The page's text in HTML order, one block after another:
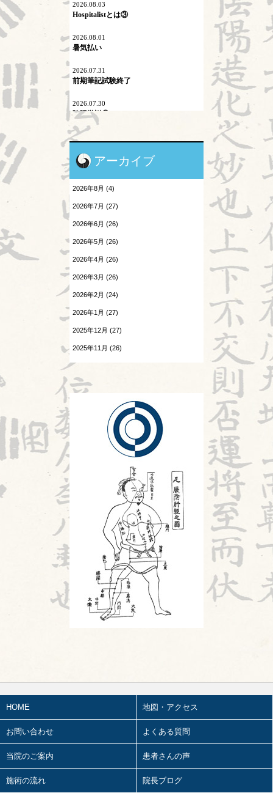
内因
不内外因
二十四節気
刺激量
地震酔い
小児と鍼灸
森のようちえん
温病
熱と治療
痺証
神
鍼灸教育について
2026.08.03
Hospitalistとは③
2026.08.01
暑気払い
2026.07.31
前期筆記試験終了
2026.07.30
陰陽学説⑨
2026.07.29
2026.07.28
胎漏(たいろう)とは③
2026.07.27
酷暑
感覚の変化
陰陽学説⑧
2026.07.22
頭が痛い②
2026.07.21
胎漏(たいろう)とは②
Hospitalistとは①
2026.07.15
頭が痛い①
2026.07.14
胎漏(たいろう)とは①
2026.07.13
鍼治療の臨床試験における標準化と柔
軟性を両立させるマニュアル⑬
陰陽学説⑥
妊娠心腹脹満(にんしんしんぷくちょう
アーカイブ
2026年8月 (4)
2026年7月 (27)
2026年6月 (26)
2026年5月 (26)
2026年4月 (26)
2026年3月 (26)
2026年2月 (24)
2026年1月 (27)
2025年12月 (27)
2025年11月 (26)
2025年10月 (26)
2025年9月 (25)
HOME 地図・アクセス
お問い合わせ よくある質問
当院のご案内 患者さんの声
施術の流れ 院長ブログ